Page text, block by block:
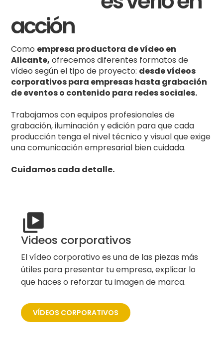
acción
Como empresa productora de vídeo en
Alicante, ofrecemos diferentes formatos de
vídeo según el tipo de proyecto: desde vídeos
corporativos para empresas hasta grabación
de eventos o contenido para redes sociales.
Trabajamos con equipos profesionales de
grabación, iluminación y edición para que cada
producción tenga el nivel técnico y visual que exige
una comunicación empresarial bien cuidada.
Cuidamos cada detalle.
Videos corporativos
El vídeo corporativo es una de las piezas más
útiles para presentar tu empresa, explicar lo
que haces o reforzar tu imagen de marca.
VÍDEOS CORPORATIVOS